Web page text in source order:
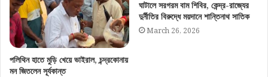
পলিথিন হাতে মুড়ি খেয়ে ভাইরাল, চন্দ্রকোনায়
মন জিতলেন সূর্যকান্ত
ঘাটালে সরগরম বাম শিবির, কেন্দ্র-রাজ্যের
দুর্নীতির বিরুদ্ধে ময়দানে শান্তিনাথ সাতিক
March 26, 2026